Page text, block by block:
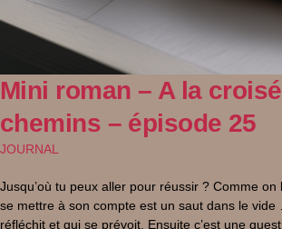
Mini roman – A la
chemins – épisode 25
JOURNAL
Jusqu’où tu peux aller pour réussir ? Comme on
se mettre à son compte est un saut dans le
réfléchit et qui se prévoit. Ensuite c’est une